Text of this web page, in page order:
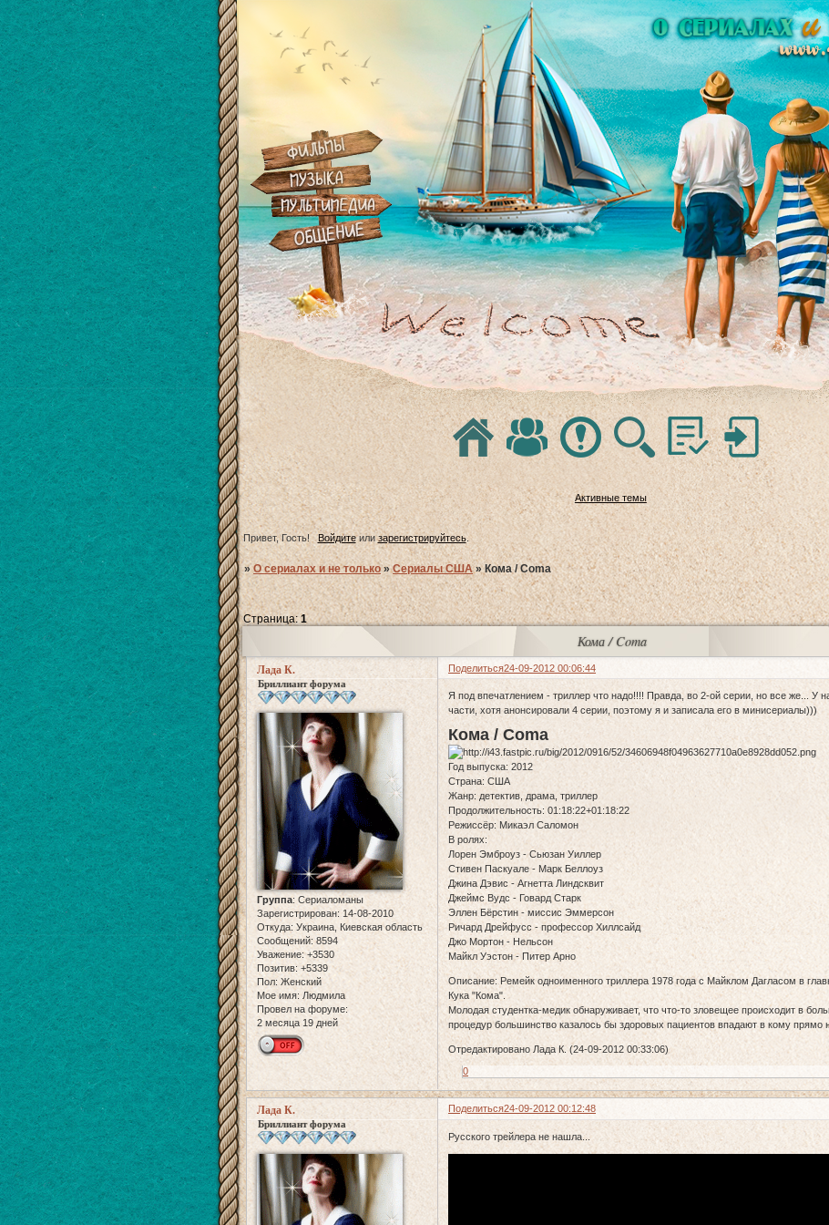
Активные темы
Привет, Гость! Войдитеилизарегистрируйтесь.
»О сериалах и не только »Сериалы США »Кома / Coma
Кома / Coma
Страница:1
Поделиться24-09-2012 00:06:44
Лада К.
Бриллиант форума
Группа: Сериаломаны
Зарегистрирован: 14-08-2010
Откуда: Украина, Киевская область
Сообщений:8594
Уважение: +3530
Позитив: +5339
Пол: Женский
Мое имя: Людмила
Провел на форуме:
2 месяца 19 дней
Я под впечатлением - триллер что надо!!!! Правда, во 2-ой серии, но все же... У
части, хотя анонсировали 4 серии, поэтому я и записала его в минисериалы)))
Кома / Coma
Год выпуска: 2012
Страна: США
Жанр: детектив, драма, триллер
Продолжительность: 01:18:22+01:18:22
Режиссёр: Микаэл Саломон
В ролях:
Лорен Эмброуз - Сьюзан Уиллер
Стивен Паскуале - Марк Беллоуз
Джина Дэвис - Агнетта Линдсквит
Джеймс Вудс - Говард Старк
Эллен Бёрстин - миссис Эммерсон
Ричард Дрейфусс - профессор Хиллсайд
Джо Мортон - Нельсон
Майкл Уэстон - Питер Арно
Описание: Ремейк одноименного триллера 1978 года с Майклом Дагласом в
Кука "Кома".
Молодая студентка-медик обнаруживает, что что-то зловещее происходит в
процедур большинство казалось бы здоровых пациентов впадают в кому прямо
Отредактировано Лада К. (24-09-2012 00:33:06)
0
Поделиться24-09-2012 00:12:48
Лада К.
Бриллиант форума
Русского трейлера не нашла...